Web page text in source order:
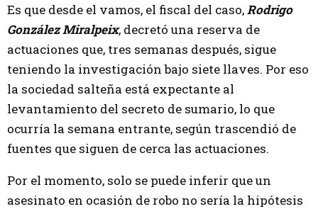
Es que desde el vamos, el fiscal del caso,Rodrigo
González Miralpeix, decretó una reserva de
actuaciones que, tres semanas después, sigue
teniendo la investigación bajo siete llaves. Por eso
la sociedad salteña está expectante al
levantamiento del secreto de sumario, lo que
ocurría la semana entrante, según trascendió de
fuentes que siguen de cerca las actuaciones.
Por el momento, solo se puede inferir que un
asesinato en ocasión de robo no sería la hipótesis